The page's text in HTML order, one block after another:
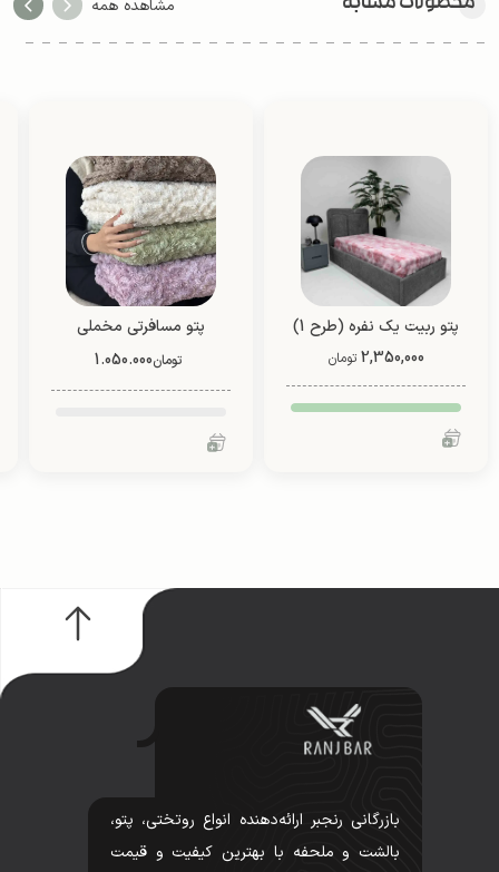
مشاهده همه
پتو ربیت یک نفره (طرح 1)
2,350,000 تومان
پتو مسافرتی مخملی
نیوسافتتومان1.050.000
بازرگانی رنجبر ارائه‌دهنده انواع روتختی، پتو،
بالشت و ملحفه با بهترین کیفیت و قیمت